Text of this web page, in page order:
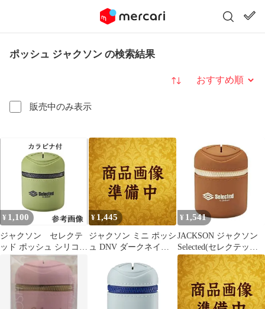
ポッシュ ジャクソン の検索結果
販売中のみ表示
並び替え
¥ 1,100
ジャクソン セレクテ
ッド ポッシュ シリコン
ポーチ カラビナ付き
¥ 1,445
ジャクソン ミニ ポッシ
ュ DNV ダークネイビ
¥ 1,541
JACKSON ジャクソン
Selected(セレクテッド)
ポッシュ #MOC モカ